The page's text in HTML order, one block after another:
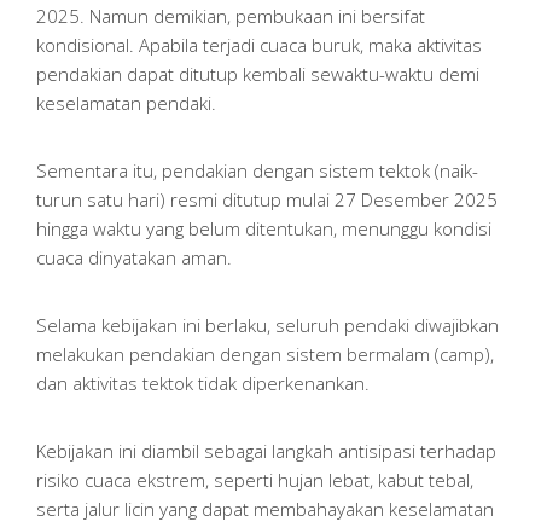
2025. Namun demikian, pembukaan ini bersifat
kondisional. Apabila terjadi cuaca buruk, maka aktivitas
pendakian dapat ditutup kembali sewaktu-waktu demi
keselamatan pendaki.
Sementara itu, pendakian dengan sistem tektok (naik-
turun satu hari) resmi ditutup mulai 27 Desember 2025
hingga waktu yang belum ditentukan, menunggu kondisi
cuaca dinyatakan aman.
Selama kebijakan ini berlaku, seluruh pendaki diwajibkan
melakukan pendakian dengan sistem bermalam (camp),
dan aktivitas tektok tidak diperkenankan.
Kebijakan ini diambil sebagai langkah antisipasi terhadap
risiko cuaca ekstrem, seperti hujan lebat, kabut tebal,
serta jalur licin yang dapat membahayakan keselamatan